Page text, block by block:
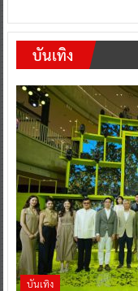
บันเทิง
บันเทิง